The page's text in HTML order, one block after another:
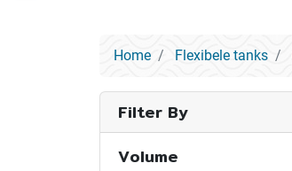
Home Flexibele tanks
Filter By
Volume